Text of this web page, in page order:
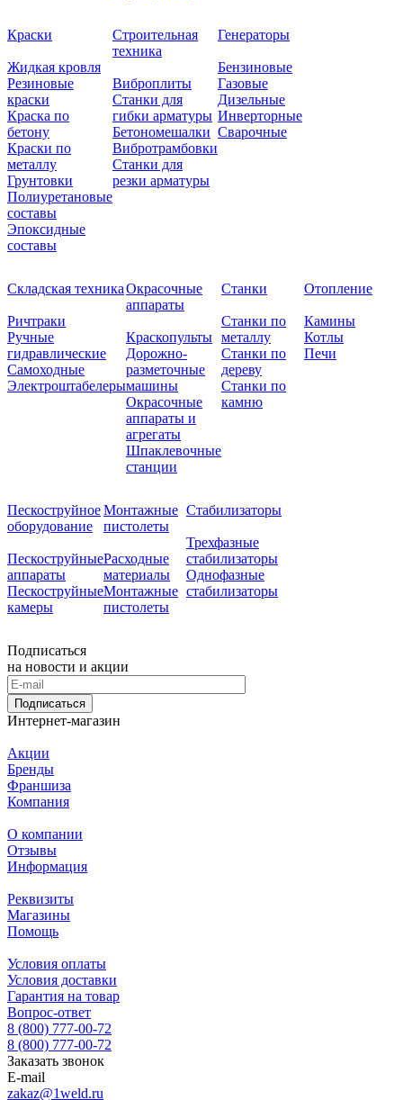
Краски
Жидкая кровля
Резиновые
краски
Краска по
бетону
Краски по
металлу
Грунтовки
Полиуретановые
составы
Эпоксидные
составы
Строительная
техника
Виброплиты
Станки для
гибки арматуры
Бетономешалки
Вибротрамбовки
Станки для
резки арматуры
Генераторы
Бензиновые
Газовые
Дизельные
Инверторные
Сварочные
Складская техника
Ричтраки
Ручные
гидравлические
Самоходные
Электроштабелеры
Окрасочные
аппараты
Краскопульты
Дорожно-
разметочные
машины
Окрасочные
аппараты и
агрегаты
Шпаклевочные
станции
Станки
Станки по
металлу
Станки по
дереву
Станки по
камню
Отопление
Камины
Котлы
Печи
Пескоструйное
оборудование
Пескоструйные
аппараты
Пескоструйные
камеры
Монтажные
пистолеты
Расходные
материалы
Монтажные
пистолеты
Стабилизаторы
Трехфазные
стабилизаторы
Однофазные
стабилизаторы
Подписаться
на новости и акции
Подписаться
Интернет-магазин
Акции
Бренды
Франшиза
Компания
О компании
Отзывы
Информация
Реквизиты
Магазины
Помощь
Условия оплаты
Условия доставки
Гарантия на товар
Вопрос-ответ
8 (800) 777-00-72
8 (800) 777-00-72
Заказать звонок
E-mail
zakaz@1weld.ru